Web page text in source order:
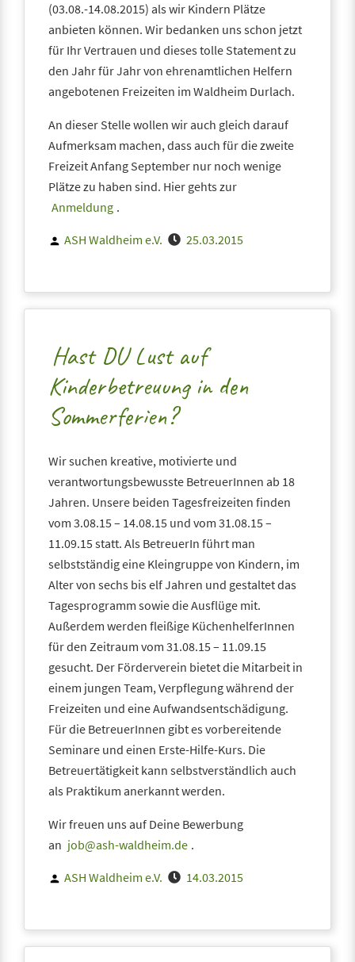
(03.08.-14.08.2015) als wir Kindern Plätze
anbieten können. Wir bedanken uns schon jetzt
für Ihr Vertrauen und dieses tolle Statement zu
den Jahr für Jahr von ehrenamtlichen Helfern
angebotenen Freizeiten im Waldheim Durlach.
An dieser Stelle wollen wir auch gleich darauf
Aufmerksam machen, dass auch für die zweite
Freizeit Anfang September nur noch wenige
Plätze zu haben sind. Hier gehts zur
Anmeldung .
Posted
ASH Waldheim e.V. 25.03.2015
Hast DU Lust auf
Kinderbetreuung in den
Sommerferien?
Wir suchen kreative, motivierte und
verantwortungsbewusste BetreuerInnen ab 18
Jahren. Unsere beiden Tagesfreizeiten finden
vom 3.08.15 – 14.08.15 und vom 31.08.15 –
11.09.15 statt. Als BetreuerIn führt man
selbstständig eine Kleingruppe von Kindern, im
Alter von sechs bis elf Jahren und gestaltet das
Tagesprogramm sowie die Ausflüge mit.
Außerdem werden fleißige KüchenhelferInnen
für den Zeitraum vom 31.08.15 – 11.09.15
gesucht. Der Förderverein bietet die Mitarbeit in
einem jungen Team, Verpflegung während der
Freizeiten und eine Aufwandsentschädigung.
Für die BetreuerInnen gibt es vorbereitende
Seminare und einen Erste-Hilfe-Kurs. Die
Betreuertätigkeit kann selbstverständlich auch
als Praktikum anerkannt werden.
Wir freuen uns auf Deine Bewerbung
an job@ash-waldheim.de .
Posted
ASH Waldheim e.V. 14.03.2015